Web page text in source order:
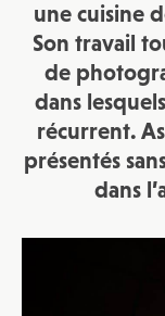
une cuisine
Son travail
de
dans
récurrent.
présentés
dans